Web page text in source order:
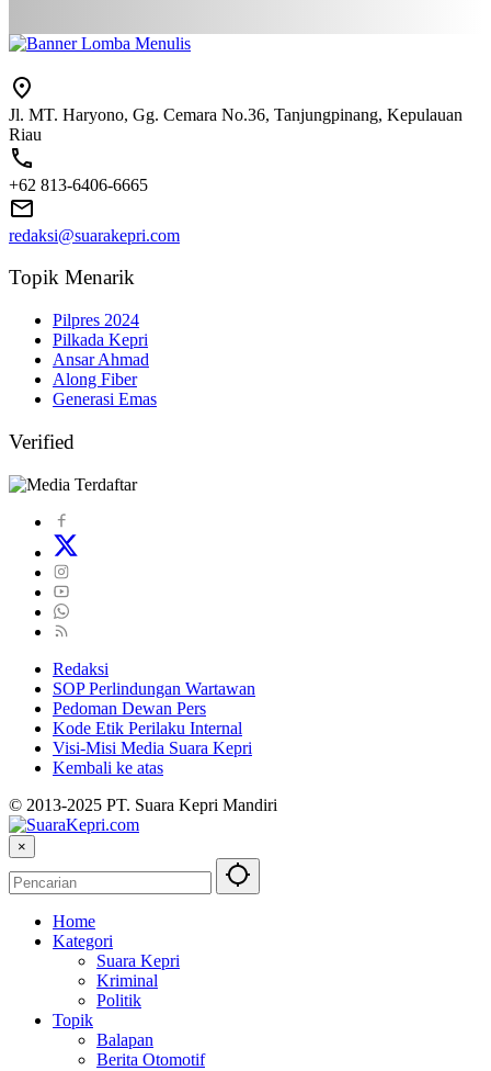
Jl. MT. Haryono, Gg. Cemara No.36, Tanjungpinang, Kepulauan
Riau
+62 813-6406-6665
redaksi@suarakepri.com
Topik Menarik
Pilpres 2024
Pilkada Kepri
Ansar Ahmad
Along Fiber
Generasi Emas
Verified
Redaksi
SOP Perlindungan Wartawan
Pedoman Dewan Pers
Kode Etik Perilaku Internal
Visi-Misi Media Suara Kepri
Kembali ke atas
© 2013-2025 PT. Suara Kepri Mandiri
×
Home
Kategori
Suara Kepri
Kriminal
Politik
Topik
Balapan
Berita Otomotif